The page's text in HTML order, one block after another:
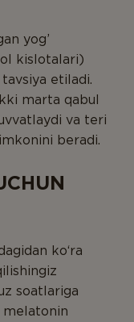
yog’
kislotalari)
etiladi.
marta qabul
va teri
beradi.
ko‘ra
soatlariga
melatonin